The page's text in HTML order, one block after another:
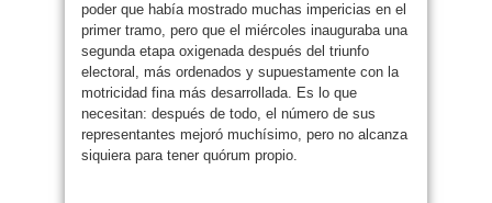
poder que había mostrado muchas impericias en el
primer tramo, pero que el miércoles inauguraba una
segunda etapa oxigenada después del triunfo
electoral, más ordenados y supuestamente con la
motricidad fina más desarrollada. Es lo que
necesitan: después de todo, el número de sus
representantes mejoró muchísimo, pero no alcanza
siquiera para tener quórum propio.